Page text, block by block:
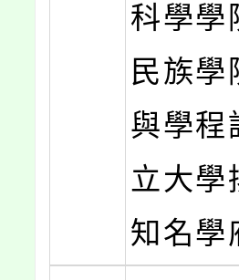
科學學
民族
與學程
立大學
知名學